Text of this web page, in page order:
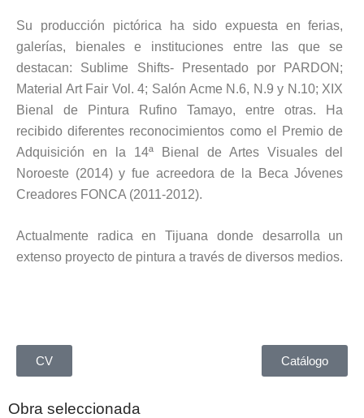
Su producción pictórica ha sido expuesta en ferias,
galerías, bienales e instituciones entre las que se
destacan: Sublime Shifts- Presentado por PARDON ;
Material Art Fair Vol. 4; Salón Acme N.6, N.9 y N.10; XIX
Bienal de Pintura Rufino Tamayo, entre otras. Ha
recibido diferentes reconocimientos como el Premio de
Adquisición en la 14ª Bienal de Artes Visuales del
Noroeste (2014) y fue acreedora de la Beca Jóvenes
Creadores FONCA (2011-2012).
Actualmente radica en Tijuana donde desarrolla un
extenso proyecto de pintura a través de diversos medios.
CV Catálogo
Obra seleccionada